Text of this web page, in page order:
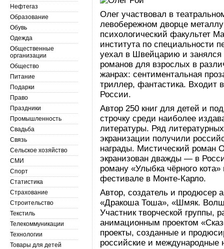
Олег участвовал в
левобережном дворце
психологический факультет
института по специальности
уехал в Швейцарию и
романов для взрослых в
жанрах: сентиментальная
триллер, фантастика. Входит
России.
Автор 250 книг для детей и
строчку среди наиболее
литературы. Ряд
экранизации получили
награды. Мистический роман
экранизован дважды — в
роману «Улыбка чёрного
фестивале в Монте-Карло.
Автор, создатель и продюсер
«Дракоша Тоша», «Шмяк.
Участник творческой группы,
анимационным проектом
проекты, созданные и
российские и международные
Нефтегаз
Образование
Обувь
Одежда
Общественные
организации
Общество
Питание
Подарки
Право
Праздники
Промышленность
Свадьба
Связь
Сельское хозяйство
СМИ
Спорт
Статистика
Страхование
Строительство
Текстиль
Телекоммуникации
Технологии
Товары для детей